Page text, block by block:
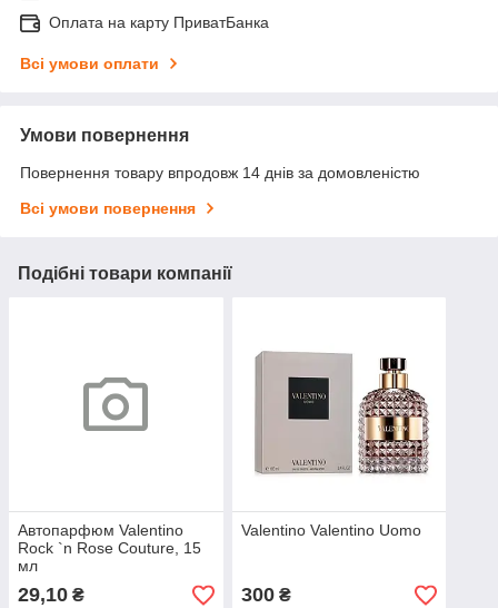
Оплата на карту ПриватБанка
Всі умови оплати
Умови повернення
Повернення товару впродовж 14 днів за домовленістю
Всі умови повернення
Подібні товари компанії
Автопарфюм Valentino
Rock `n Rose Couture, 15
мл
29,10 ₴
Valentino Valentino Uomo
300₴